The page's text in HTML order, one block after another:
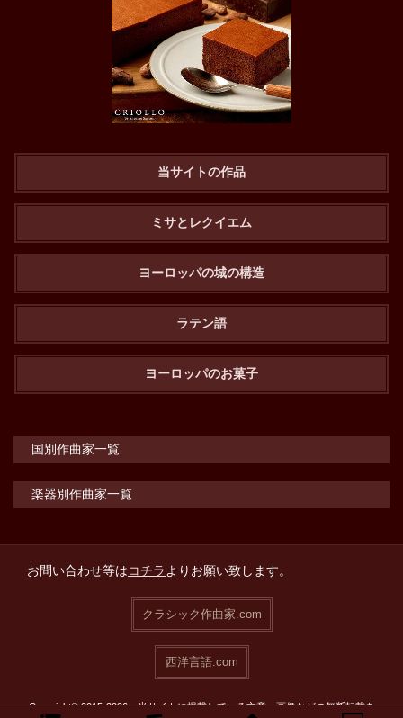
当サイトの作品
ミサとレクイエム
ヨーロッパの城の構造
ラテン語
ヨーロッパのお菓子
国別作曲家一覧
楽器別作曲家一覧
お問い合わせ等はコチラよりお願い致します。
クラシック作曲家.com
西洋言語.com
Copyright© 2015-2026 当サイトに掲載している文章・画像などの無断転載を